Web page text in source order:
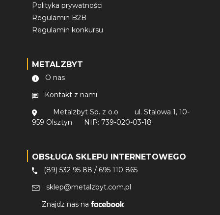
Polityka prywatności
Regulamin B2B
Regulamin konkursu
METALZBYT
O nas
Kontakt z nami
Metalzbyt Sp. z o.o
ul. Stalowa 1, 10-
959 Olsztyn
NIP: 739-020-03-18
OBSŁUGA SKLEPU INTERNETOWEGO
(89) 532 95 88 / 695 110 865
sklep@metalzbyt.com.pl
Znajdz nas na